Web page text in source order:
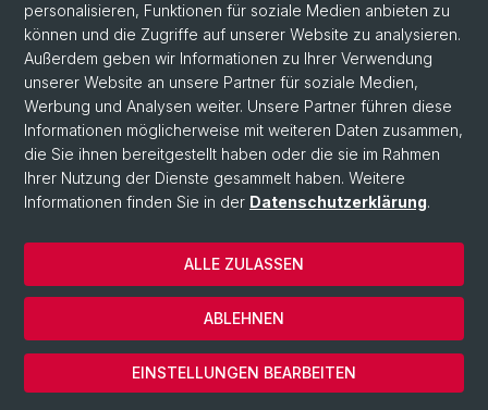
personalisieren, Funktionen für soziale Medien anbieten zu
können und die Zugriffe auf unserer Website zu analysieren.
Außerdem geben wir Informationen zu Ihrer Verwendung
unserer Website an unsere Partner für soziale Medien,
Werbung und Analysen weiter. Unsere Partner führen diese
Informationen möglicherweise mit weiteren Daten zusammen,
die Sie ihnen bereitgestellt haben oder die sie im Rahmen
Ihrer Nutzung der Dienste gesammelt haben. Weitere
Informationen finden Sie in der Datenschutzerklärung.
EINSTELLUNGEN BEARBEITEN
ABLEHNEN
ALLE ZULASSEN